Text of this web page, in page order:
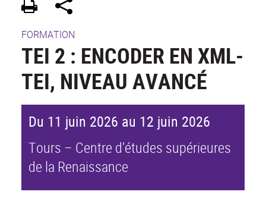
FORMATION
TEI 2 : ENCODER EN XML-
TEI, NIVEAU AVANCÉ
Du 11 juin 2026 au 12 juin 2026
Tours – Centre d’études supérieures
de la Renaissance